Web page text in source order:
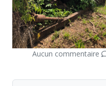
Aucun commentaire